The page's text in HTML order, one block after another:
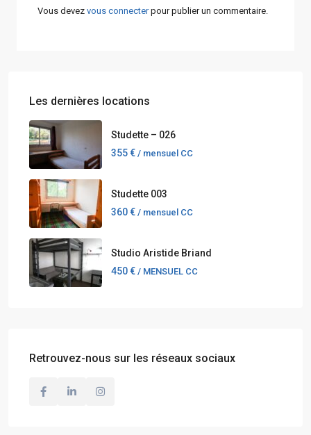
Vous devez vous connecterpour publier un commentaire.
Les dernières locations
Studette – 026
355 € / mensuel CC
Studette 003
360 € / mensuel CC
Studio Aristide Briand
450 € / MENSUEL CC
Retrouvez-nous sur les réseaux sociaux